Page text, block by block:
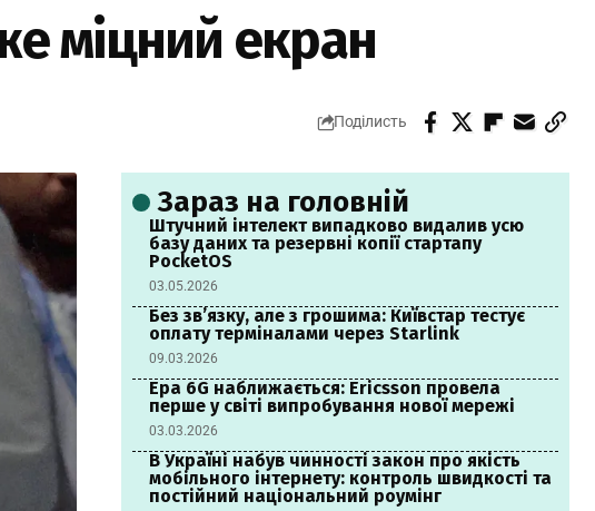
міцний екран
Поділисть
Зараз на головній
Штучний інтелект випадково видалив усю
базу даних та резервні копії стартапу
PocketOS
03.05.2026
Без зв’язку, але з грошима: Київстар тестує
оплату терміналами через Starlink
09.03.2026
Ера 6G наближається: Ericsson провела
перше у світі випробування нової мережі
03.03.2026
В Україні набув чинності закон про якість
мобільного інтернету: контроль швидкості та
постійний національний роумінг